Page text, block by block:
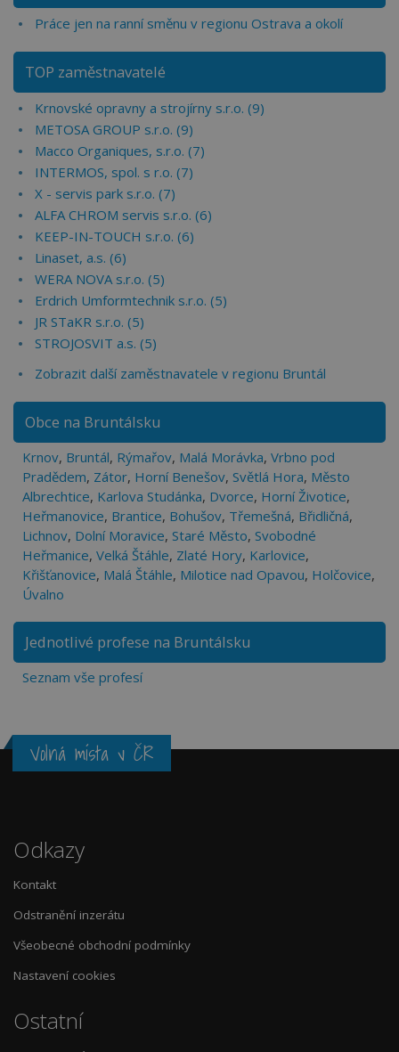
Práce jen na ranní směnu v regionu Ostrava a okolí
TOP zaměstnavatelé
Krnovské opravny a strojírny s.r.o. (9)
METOSA GROUP s.r.o. (9)
Macco Organiques, s.r.o. (7)
INTERMOS, spol. s r.o. (7)
X - servis park s.r.o. (7)
ALFA CHROM servis s.r.o. (6)
KEEP-IN-TOUCH s.r.o. (6)
Linaset, a.s. (6)
WERA NOVA s.r.o. (5)
Erdrich Umformtechnik s.r.o. (5)
JR STaKR s.r.o. (5)
STROJOSVIT a.s. (5)
Zobrazit další zaměstnavatele v regionu Bruntál
Obce na Bruntálsku
Krnov, Bruntál, Rýmařov, Malá Morávka, Vrbno pod
Pradědem, Zátor, Horní Benešov, Světlá Hora, Město
Albrechtice, Karlova Studánka, Dvorce, Horní Životice,
Heřmanovice, Brantice, Bohušov, Třemešná, Břidličná,
Lichnov, Dolní Moravice, Staré Město, Svobodné
Heřmanice, Velká Štáhle, Zlaté Hory, Karlovice,
Křišťanovice, Malá Štáhle, Milotice nad Opavou, Holčovice,
Úvalno
Jednotlivé profese na Bruntálsku
Seznam vše profesí
Volná místa v ČR
Odkazy
Kontakt
Odstranění inzerátu
Všeobecné obchodní podmínky
Nastavení cookies
Ostatní